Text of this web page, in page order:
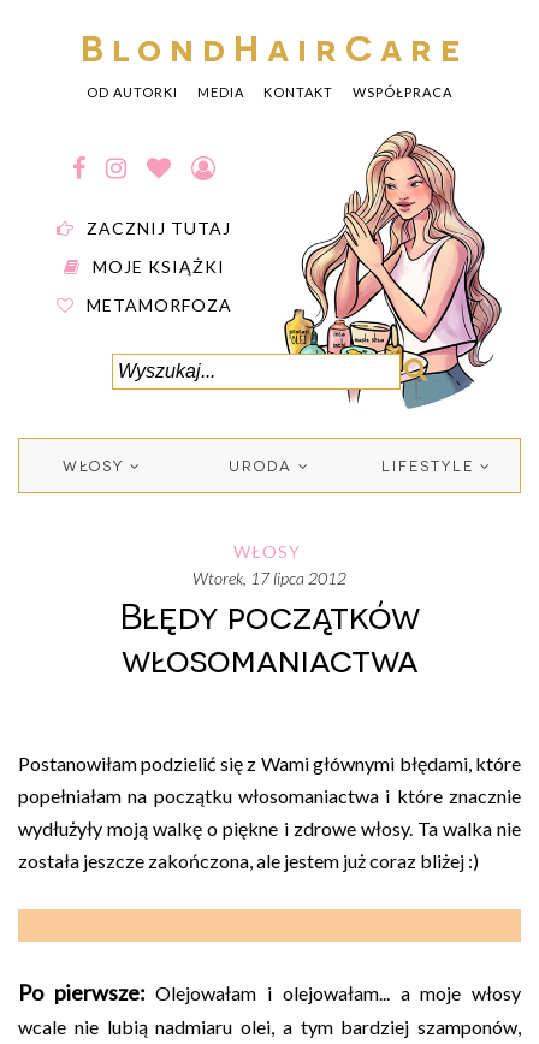
BlondHairCare
OD AUTORKI MEDIA KONTAKT WSPÓŁPRACA
ZACZNIJ TUTAJ
MOJE KSIĄŻKI
METAMORFOZA
WŁOSY URODA LIFESTYLE
WŁOSY
wtorek, 17 lipca 2012
Błędy początków
włosomaniactwa
Postanowiłam podzielić się z Wami głównymi błędami, które
popełniałam na początku włosomaniactwa i które znacznie
wydłużyły moją walkę o piękne i zdrowe włosy. Ta walka nie
została jeszcze zakończona, ale jestem już coraz bliżej :)
Po pierwsze: Olejowałam i olejowałam... a moje włosy
wcale nie lubią nadmiaru olei, a tym bardziej szamponów,